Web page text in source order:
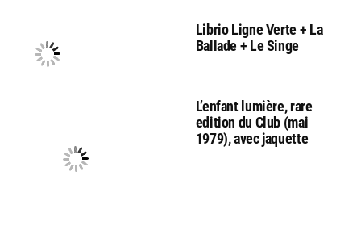
Librio Ligne Verte + La
Ballade + Le Singe
L’enfant lumière, rare
edition du Club (mai
1979), avec jaquette